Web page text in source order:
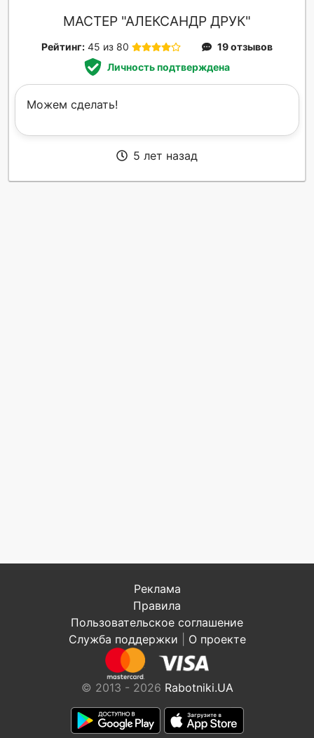
МАСТЕР "АЛЕКСАНДР ДРУК"
Рейтинг: 45 из 80
19 отзывов
Личность подтверждена
Можем сделать!
5 лет назад
Реклама
Правила
Пользовательское соглашение
Служба поддержки
О проекте
© 2013 - 2026 Rabotniki.UA